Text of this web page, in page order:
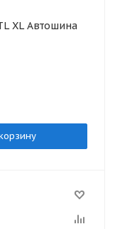
XL Автошина